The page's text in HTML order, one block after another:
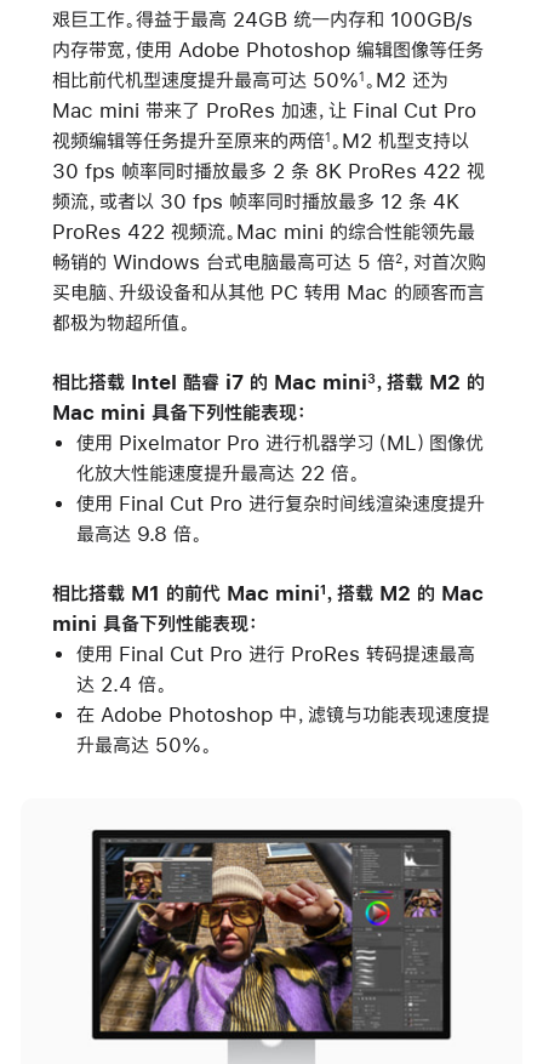
艰巨工作。得益于最高 24GB 统一内存和 100GB/s
内存带宽，使用 Adobe Photoshop 编辑图像等任务
相比前代机型速度提升最高可达 50%1 。M2 还为
Mac mini 带来了 ProRes 加速，让 Final Cut Pro
视频编辑等任务提升至原来的两倍1 。M2 机型支持以
30 fps 帧率同时播放最多 2 条 8K ProRes 422 视
频流，或者以 30 fps 帧率同时播放最多 12 条 4K
ProRes 422 视频流。Mac mini 的综合性能领先最
畅销的 Windows 台式电脑最高可达 5 倍2，对首次购
买电脑、升级设备和从其他 PC 转用 Mac 的顾客而言
都极为物超所值。
相比搭载 Intel 酷睿 i7 的 Mac mini3，搭载 M2 的
Mac mini 具备下列性能表现：
使用 Pixelmator Pro 进行机器学习（ML）图像优
化放大性能速度提升最高达 22 倍。
使用 Final Cut Pro 进行复杂时间线渲染速度提升
最高达 9.8 倍。
相比搭载 M1 的前代 Mac mini1 ，搭载 M2 的 Mac
mini 具备下列性能表现：
使用 Final Cut Pro 进行 ProRes 转码提速最高
达 2.4 倍。
在 Adobe Photoshop 中，滤镜与功能表现速度提
升最高达 50%。